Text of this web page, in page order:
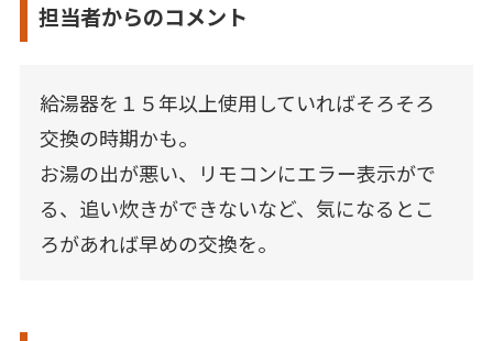
担当者からのコメント
給湯器を１５年以上使用していればそろそろ
交換の時期かも。
お湯の出が悪い、リモコンにエラー表示がで
る、追い炊きができないなど、気になるとこ
ろがあれば早めの交換を。